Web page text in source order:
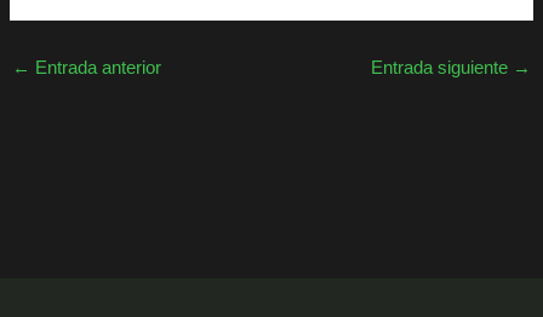
e
er
← Entrada anterior Entrada siguiente →